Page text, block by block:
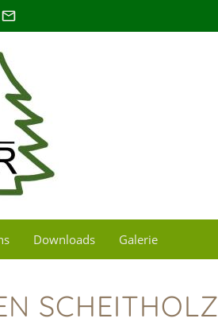
Downloads Galerie
SCHEITHOLZ